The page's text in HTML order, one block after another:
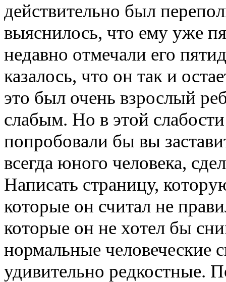
действительно был
выяснилось, что ему уже
недавно отмечали его
казалось, что он так и
это был очень взрослый
слабым. Но в этой
попробовали бы вы
всегда юного человека,
Написать страницу,
которые он считал не
которые он не хотел бы
нормальные человеческие
удивительно редкостные.